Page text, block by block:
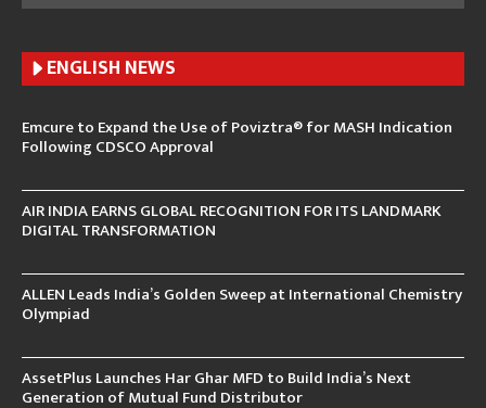
ENGLISH NEWS
Emcure to Expand the Use of Poviztra® for MASH Indication
Following CDSCO Approval
AIR INDIA EARNS GLOBAL RECOGNITION FOR ITS LANDMARK
DIGITAL TRANSFORMATION
ALLEN Leads India’s Golden Sweep at International Chemistry
Olympiad
AssetPlus Launches Har Ghar MFD to Build India’s Next
Generation of Mutual Fund Distributor